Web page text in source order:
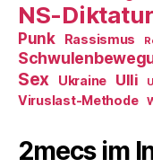
NS-Diktatur
Punk
Rassismus
Sex Ukraine Ulli
Viruslast-Methode
2mecs im